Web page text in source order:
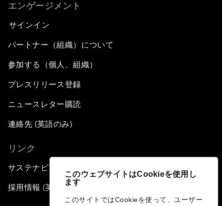
このウェブサイトはCookieを使用し
ます
このサイトではCookieを使って、ユーザー
エンゲージメント
サインイン
パートナー（組織）について
参加する（個人、組織）
プレスリリース登録
ニュースレター購読
連絡先 (英語のみ)
リンク
サステナビリティへの取り組み
採用情報 (英語のみ)